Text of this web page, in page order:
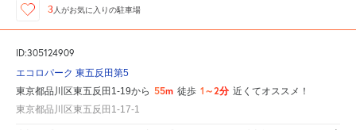
3人がお気に入りの駐車場
ID:305124909
エコロパーク 東五反田第5
東京都品川区東五反田1-19から 55m 徒歩 1～2分 近くてオススメ！
東京都品川区東五反田1-17-1